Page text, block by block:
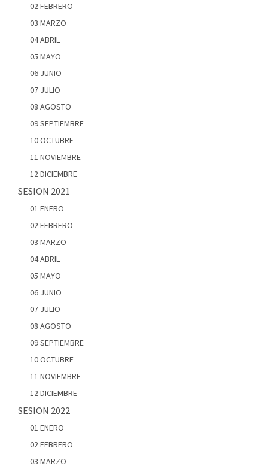
02 FEBRERO
03 MARZO
04 ABRIL
05 MAYO
06 JUNIO
07 JULIO
08 AGOSTO
09 SEPTIEMBRE
10 OCTUBRE
11 NOVIEMBRE
12 DICIEMBRE
SESION 2021
01 ENERO
02 FEBRERO
03 MARZO
04 ABRIL
05 MAYO
06 JUNIO
07 JULIO
08 AGOSTO
09 SEPTIEMBRE
10 OCTUBRE
11 NOVIEMBRE
12 DICIEMBRE
SESION 2022
01 ENERO
02 FEBRERO
03 MARZO